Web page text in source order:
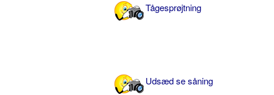
Tågesprøjtning
Udsæd se såning